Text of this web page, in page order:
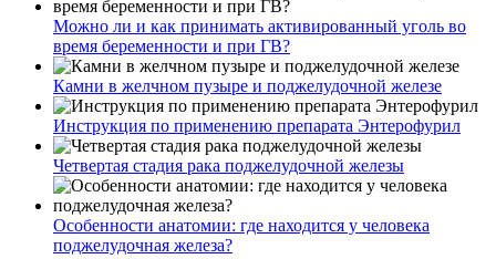
Можно ли и как принимать активированный уголь во
время беременности и при ГВ?
Камни в желчном пузыре и поджелудочной железе
Инструкция по применению препарата Энтерофурил
Четвертая стадия рака поджелудочной железы
Особенности анатомии: где находится у человека
поджелудочная железа?